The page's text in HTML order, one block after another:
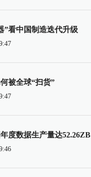
”看中国制造迭代升级
被全球“扫货”
度数据生产量达52.26ZB